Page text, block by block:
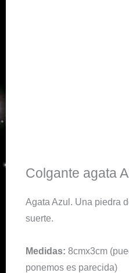
Colgante agata
Agata Azul. Una piedra
suerte.
Medidas: 8cmx3cm
ponemos es parecida)